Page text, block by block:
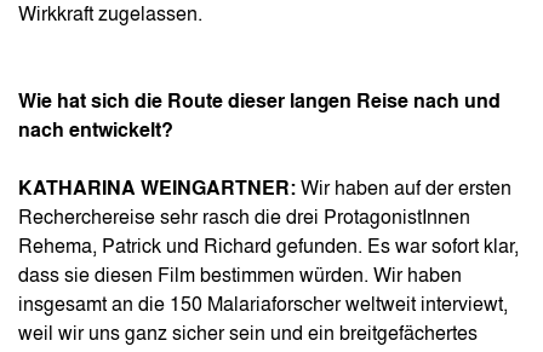
Wirkkraft zugelassen.
Wie hat sich die Route dieser langen Reise nach und
nach entwickelt?
KATHARINA WEINGARTNER: Wir haben auf der ersten
Recherchereise sehr rasch die drei ProtagonistInnen
Rehema, Patrick und Richard gefunden. Es war sofort klar,
dass sie diesen Film bestimmen würden. Wir haben
insgesamt an die 150 Malariaforscher weltweit interviewt,
weil wir uns ganz sicher sein und ein breitgefächertes